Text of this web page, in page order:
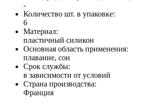
-
Количество шт. в упаковке:
6
Материал:
пластичный силикон
Основная область применения:
плавание, сон
Срок службы:
в зависимости от условий
Страна производства:
Франция